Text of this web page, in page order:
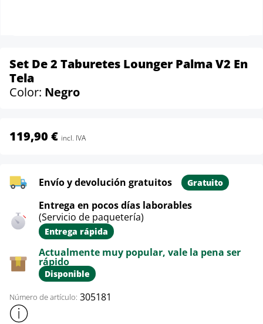
Set De 2 Taburetes Lounger Palma V2 En
Tela
Color: Negro
119,90 € incl. IVA
Envío y devolución gratuitos Gratuito
Entrega en pocos días laborables
(Servicio de paquetería)
Entrega rápida
Actualmente muy popular, vale la pena ser
rápido
Disponible
Número de artículo: 305181
Mostrar más información sobre el producto